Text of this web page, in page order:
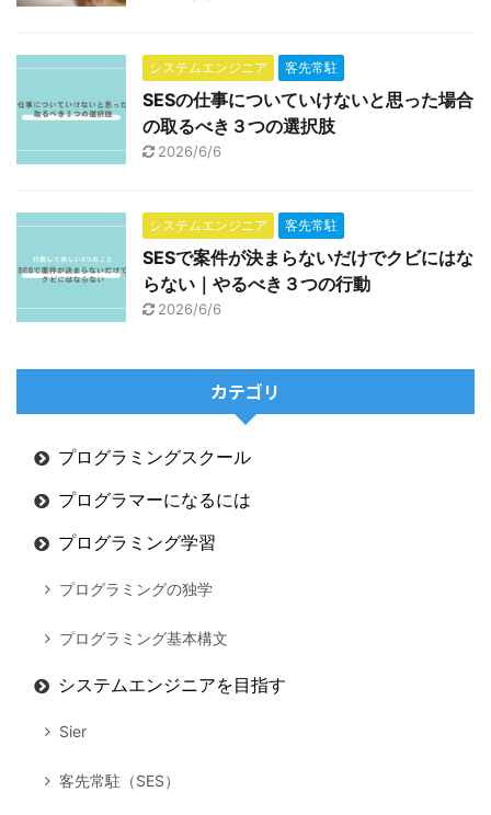
システムエンジニア 客先常駐
SESの仕事についていけないと思った場合
の取るべき３つの選択肢
2026/6/6
システムエンジニア 客先常駐
SESで案件が決まらないだけでクビにはな
らない｜やるべき３つの行動
2026/6/6
カテゴリ
プログラミングスクール
プログラマーになるには
プログラミング学習
プログラミングの独学
プログラミング基本構文
システムエンジニアを目指す
Sier
客先常駐（SES）